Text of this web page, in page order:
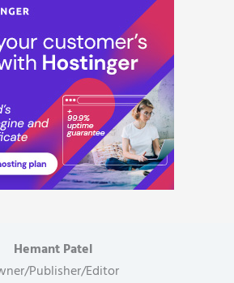
Hemant Patel
Publisher/Editor